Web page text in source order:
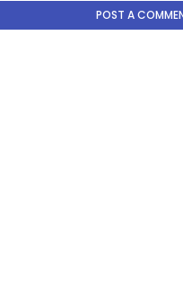
POST A